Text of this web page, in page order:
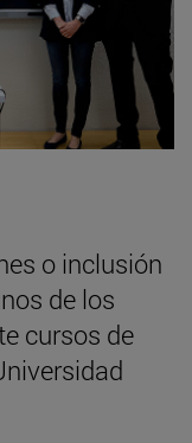
o inclusión
de los
cursos de